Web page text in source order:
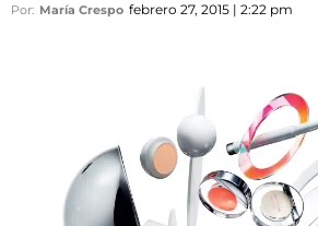
Por: María Crespo febrero 27, 2015 | 2:22 pm